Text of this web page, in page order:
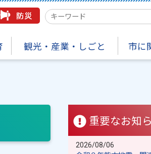
検
ー
観光・産業・しごと 市に
重要なお知
2026/08/06